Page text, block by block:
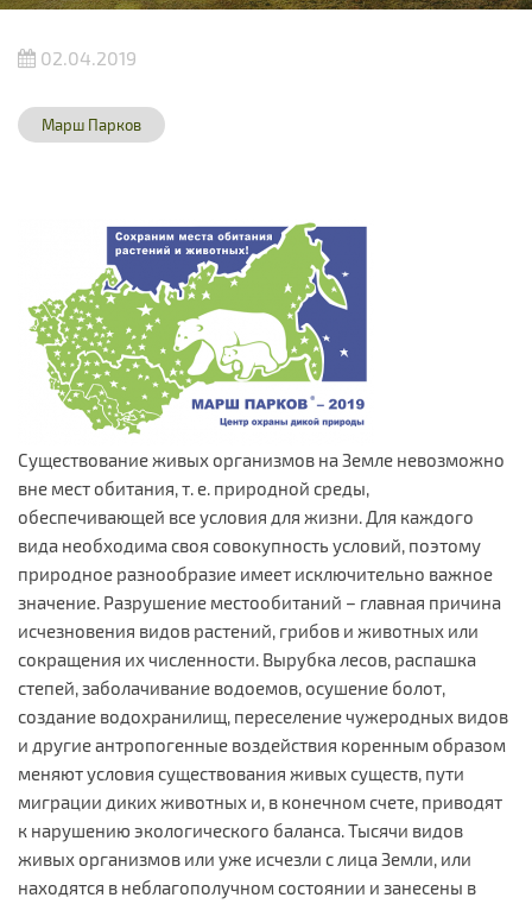
02.04.2019
Марш Парков
Существование живых организмов на Земле невозможно
вне мест обитания, т. е. природной среды,
обеспечивающей все условия для жизни. Для каждого
вида необходима своя совокупность условий, поэтому
природное разнообразие имеет исключительно важное
значение. Разрушение местообитаний – главная причина
исчезновения видов растений, грибов и животных или
сокращения их численности. Вырубка лесов, распашка
степей, заболачивание водоемов, осушение болот,
создание водохранилищ, переселение чужеродных видов
и другие антропогенные воздействия коренным образом
меняют условия существования живых существ, пути
миграции диких животных и, в конечном счете, приводят
к нарушению экологического баланса. Тысячи видов
живых организмов или уже исчезли с лица Земли, или
находятся в неблагополучном состоянии и занесены в